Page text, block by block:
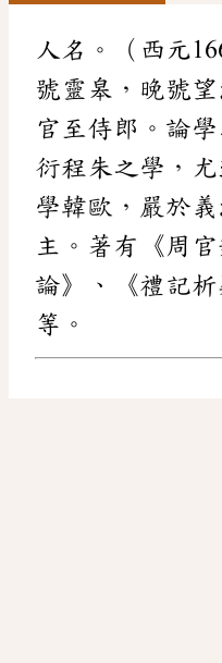
人名。（西元
號靈皋，晚號
官至侍郎。論
衍程朱之學，
學韓歐，嚴於
主。著有《周
論》、《禮記析
等。